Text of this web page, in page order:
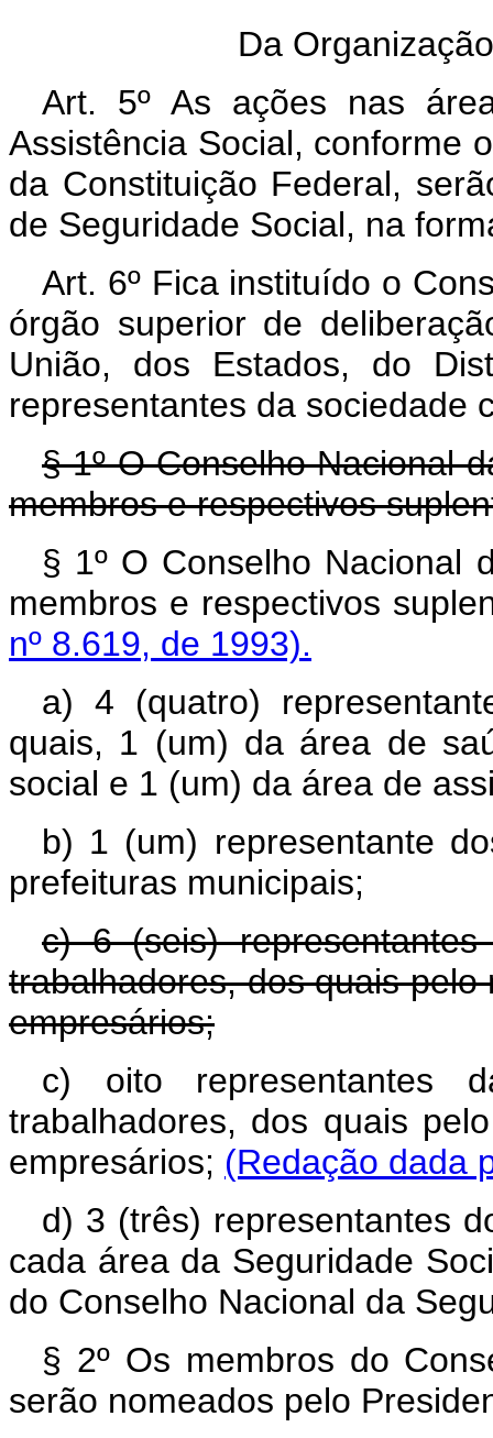
Da
Art. 5º As ações nas
Assistência Social, conforme
da Constituição Federal,
de Seguridade Social, na
Art. 6º Fica instituído o
órgão superior de
União, dos Estados, do
representantes da sociedade
§ 1º O Conselho Nacional
membros e respectivos
§ 1º O Conselho Nacional
membros e respectivos
nº 8.619, de 1993).
a) 4 (quatro)
quais, 1 (um) da área de
social e 1 (um) da área de
b) 1 (um) representante
prefeituras municipais;
c) 6 (seis)
trabalhadores, dos quais
empresários;
c) oito representantes
trabalhadores, dos quais
empresários; (Redação dada
d) 3 (três) representantes
cada área da Seguridade
do Conselho Nacional da
§ 2º Os membros do
serão nomeados pelo